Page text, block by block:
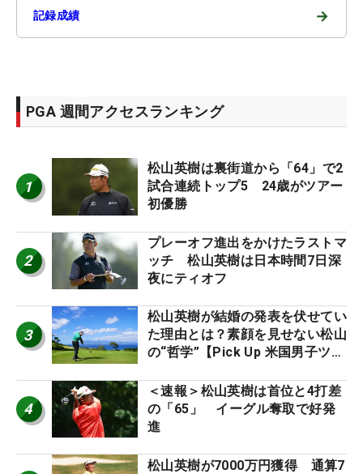
記録成績 →
PGA 週間アクセスランキング
1
松山英樹は裏街道から「64」で2
試合連続トップ5 24歳がツアー
初優勝
2
プレーオフ進出をかけたラストマ
ッチ 松山英樹は日本時間7日深
夜にティオフ
3
松山英樹が結婚の発表を伏せてい
た理由とは？素顔を見せない松山
の“哲学”【Pick Up 米国男子ツア
4
＜速報＞松山英樹は首位と4打差
の「65」 イーグル奪取で好発
進
松山英樹が7000万円獲得 通算7